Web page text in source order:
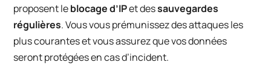
proposent leblocage d’IPet dessauvegardes
régulières. Vous vous prémunissez des attaques les
plus courantes et vous assurez que vos données
seront protégées en cas d’incident.